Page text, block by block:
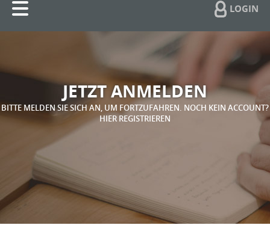
LOGIN
JETZT ANMELDEN
BITTE MELDEN SIE SICH AN, UM FORTZUFAHREN. NOCH KEIN ACCOUNT?
HIER REGISTRIEREN